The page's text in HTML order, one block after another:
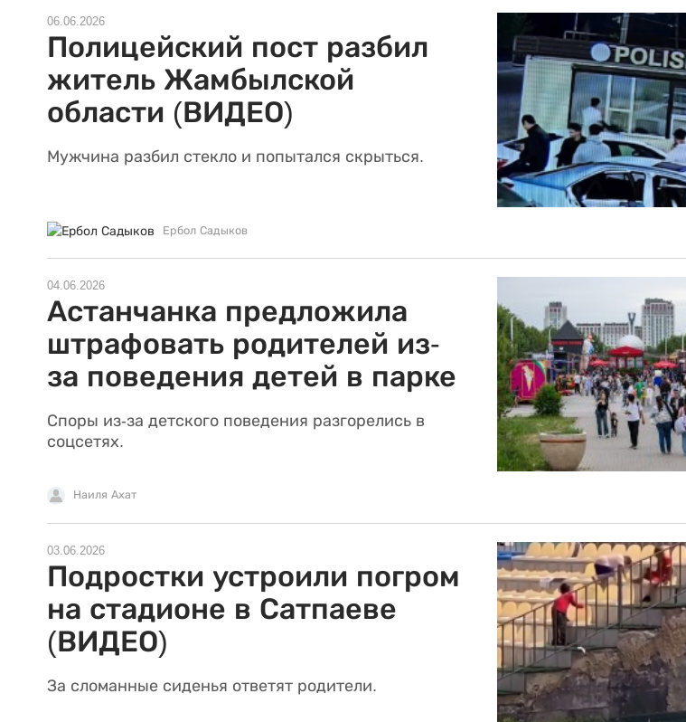
06.06.2026
Полицейский пост разбил
житель Жамбылской
области (ВИДЕО)
Мужчина разбил стекло и попытался скрыться.
Ербол Садыков
04.06.2026
Астанчанка предложила
штрафовать родителей из-
за поведения детей в парке
Споры из-за детского поведения разгорелись в
соцсетях.
Наиля Ахат
03.06.2026
Подростки устроили погром
на стадионе в Сатпаеве
(ВИДЕО)
За сломанные сиденья ответят родители.